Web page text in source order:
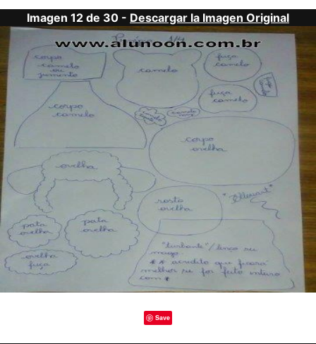
Imagen 12 de 30 - Descargar la Imagen Original
Save